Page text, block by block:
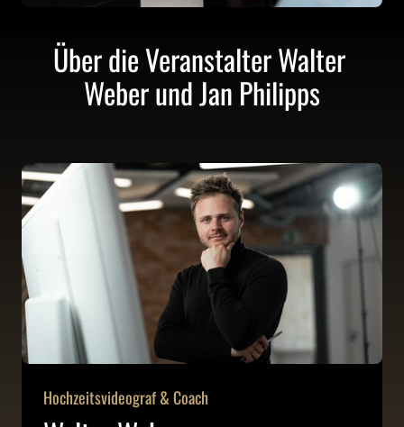
Über die Veranstalter Walter
Weber und Jan Philipps
Hochzeitsvideograf & Coach